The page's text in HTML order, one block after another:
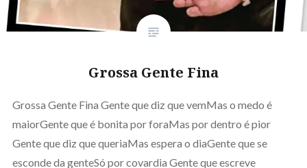
Grossa Gente Fina
Grossa Gente Fina Gente que diz que vemMas o medo é
maiorGente que é bonita por foraMas por dentro é pior
Gente que diz que queriaMas espera o diaGente que se
esconde da genteSó por covardia Gente que escreve